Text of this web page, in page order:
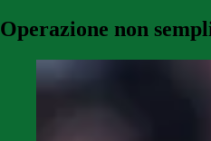
Operazione non